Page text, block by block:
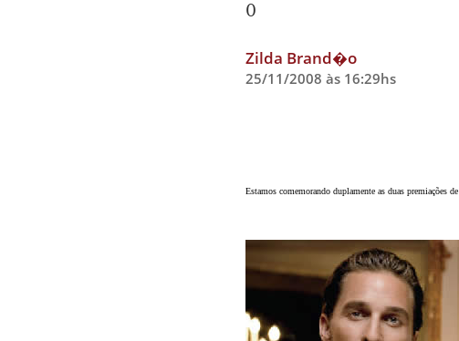
0
Zilda Brand�o
25/11/2008 às 16:29hs
Estamos comemorando duplamente as duas premiações de